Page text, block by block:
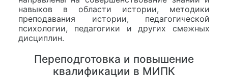
навыков в области истории, методики
преподавания истории, педагогической
психологии, педагогики и других смежных
дисциплин.
Переподготовка и повышение
квалификации в МИПК